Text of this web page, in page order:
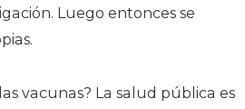
Luego entonces se
vacunas? La salud pública es